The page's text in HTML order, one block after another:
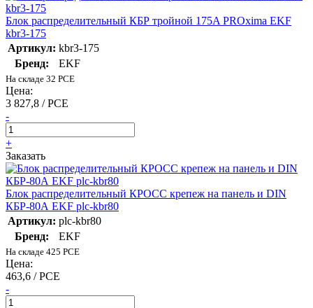
Блок распределительный КБР тройной 175A PROxima EKF
kbr3-175
Артикул: kbr3-175
Бренд:
EKF
На складе 32 PCE
Цена:
3 827,8 / PCE
-
+
Заказать
Блок распределительный КРОСС крепеж на панель и DIN
КБР-80А EKF plc-kbr80
Артикул: plc-kbr80
Бренд:
EKF
На складе 425 PCE
Цена:
463,6 / PCE
-